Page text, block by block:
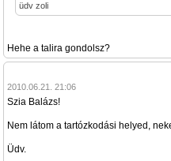
üdv zoli
Hehe a talira gondolsz?
2010.06.21. 21:06
Szia Balázs!
Nem látom a tartózkodási helyed,
Üdv.